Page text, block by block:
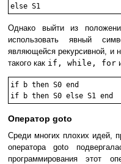
else S1
Однако выйти из
использовать явный
являющейся рекурсивной, и
такого как if, while, for
if b then S0 end
if b then S0 else S1 end
Оператор goto
Среди многих плохих идей,
оператора goto
программирования этот